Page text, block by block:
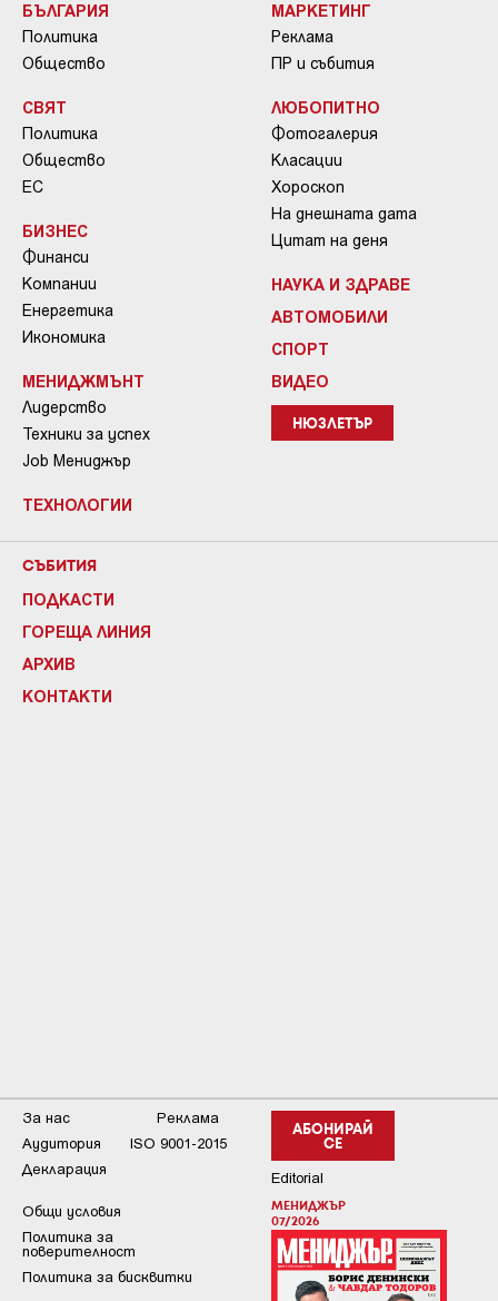
БЪЛГАРИЯ
Политика
Общество
СВЯТ
Политика
Общество
ЕС
БИЗНЕС
Финанси
Компании
Енергетика
Икономика
МЕНИДЖМЪНТ
Лидерство
Техники за успех
Job Мениджър
ТЕХНОЛОГИИ
МАРКЕТИНГ
Реклама
ПР и събития
ЛЮБОПИТНО
Фотогалерия
Класации
Хороскоп
На днешната дата
Цитат на деня
НАУКА И ЗДРАВЕ
АВТОМОБИЛИ
СПОРТ
ВИДЕО
НЮЗЛЕТЪР
СЪБИТИЯ
ПОДКАСТИ
ГОРЕЩА ЛИНИЯ
АРХИВ
КОНТАКТИ
АБОНИРАЙ
СЕ
Editorial
МЕНИДЖЪР
07/2026
За нас
Реклама
Аудитория
ISO 9001-2015
Декларация
Общи условия
Пoлитикa зa
пoвepитeлнocт
Политика за бисквитки